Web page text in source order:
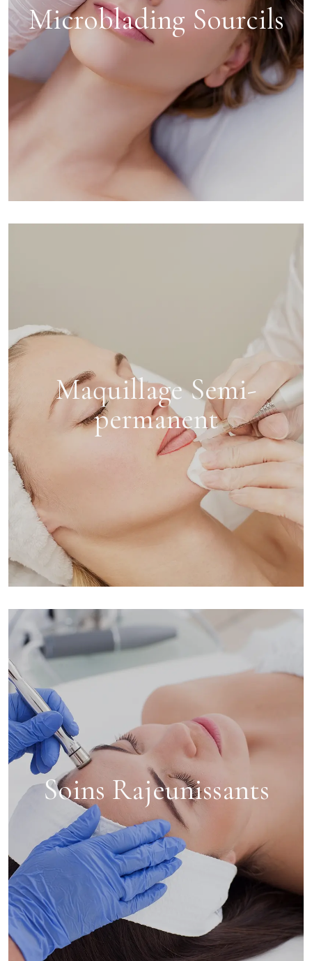
Microblading Sourcils
Maquillage Semi-
permanent
Soins Rajeunissants